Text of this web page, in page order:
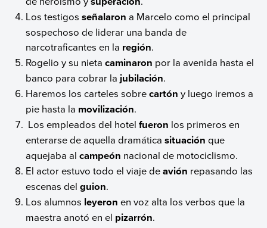
Los testigosseñalaron a Marcelo como el principal
sospechoso de liderar una banda de
narcotraficantes en la región.
Rogelio y su nietacaminaron por la avenida hasta el
banco para cobrar la jubilación.
Haremos los carteles sobrecartón y luego iremos a
pie hasta la movilización.
Los empleados del hotelfueron los primeros en
enterarse de aquella dramáticasituaciónque
aquejaba al campeón nacional de motociclismo.
El actor estuvo todo el viaje deavión repasando las
escenas delguion.
Los alumnos leyeron en voz alta los verbos que la
maestra anotó en el pizarrón.